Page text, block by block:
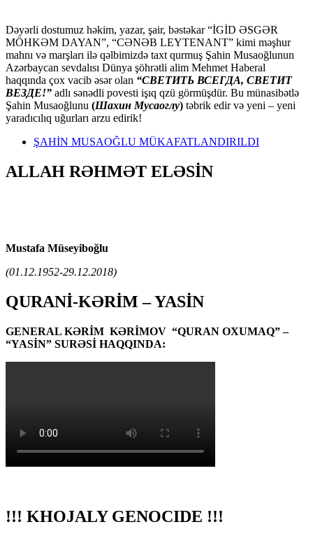
Dəyərli dostumuz həkim, yazar, şair, bəstəkar “İGİD ƏSGƏR
MÖHKƏM DAYAN”, “CƏNƏB LEYTENANT” kimi məşhur
mahnı və marşları ilə qəlbimizdə taxt qurmuş Şahin Musaoğlunun
Azərbaycan sevdalısı Dünya şöhrətli alim Mehmet Haberal
haqqında çox vacib əsər olan “СВЕТИТЬ ВСЕГДА, СВЕТИТ
ВЕЗДЕ!” adlı sənədli povesti işıq qzü görmüşdür. Bu münasibətlə
Şahin Musaoğlunu (Шахин Мусаоглу) təbrik edir və yeni – yeni
yaradıcılıq uğurları arzu edirik!
ŞAHİN MUSAOĞLU MÜKAFATLANDIRILDI
ALLAH RƏHMƏT ELƏSİN
Mustafa Müseyiboğlu
(01.12.1952-29.12.2018)
QURANİ-KƏRİM – YASİN
GENERAL KƏRİM KƏRİMOV “QURAN OXUMAQ” –
“YASİN” SURƏSİ HAQQINDA:
!!! KHOJALY GENOCIDE !!!